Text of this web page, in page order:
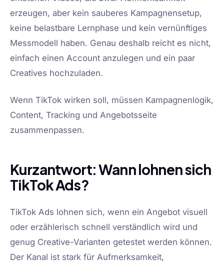
erzeugen, aber kein sauberes Kampagnensetup,
keine belastbare Lernphase und kein vernünftiges
Messmodell haben. Genau deshalb reicht es nicht,
einfach einen Account anzulegen und ein paar
Creatives hochzuladen.
Wenn TikTok wirken soll, müssen Kampagnenlogik,
Content, Tracking und Angebotsseite
zusammenpassen.
Kurzantwort: Wann lohnen sich
TikTok Ads?
TikTok Ads lohnen sich, wenn ein Angebot visuell
oder erzählerisch schnell verständlich wird und
genug Creative-Varianten getestet werden können.
Der Kanal ist stark für Aufmerksamkeit,